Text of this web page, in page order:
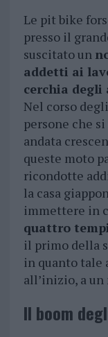
Le pit bike
presso il
suscitato un
addetti ai
cerchia
Nel corso
persone che
andata
queste moto
ricondotte
la casa
immettere in
quattro
il primo della
in quanto tale
all’inizio, a
Il boom